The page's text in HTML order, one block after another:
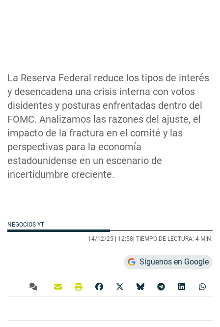
La Reserva Federal reduce los tipos de interés
y desencadena una crisis interna con votos
disidentes y posturas enfrentadas dentro del
FOMC. Analizamos las razones del ajuste, el
impacto de la fractura en el comité y las
perspectivas para la economía
estadounidense en un escenario de
incertidumbre creciente.
NEGOCIOS YT
14/12/25 | 12:58| TIEMPO DE LECTURA: 4 MIN.
Síguenos en Google